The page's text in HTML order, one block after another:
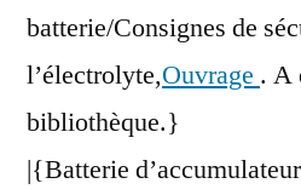
batterie/Consignes de
l’électrolyte,Ouvrage . A
bibliothèque.}
|{Batterie